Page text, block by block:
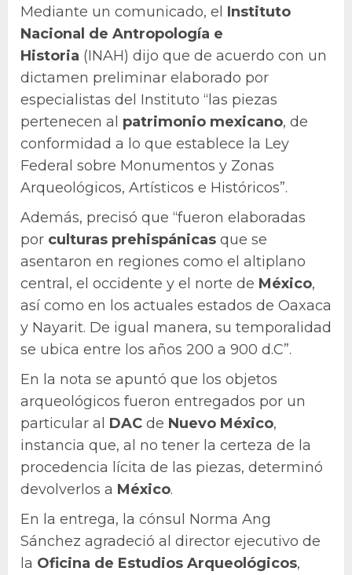
Mediante un comunicado, el Instituto
Nacional de Antropología e
Historia (INAH) dijo que de acuerdo con un
dictamen preliminar elaborado por
especialistas del Instituto “las piezas
pertenecen al patrimonio mexicano, de
conformidad a lo que establece la Ley
Federal sobre Monumentos y Zonas
Arqueológicos, Artísticos e Históricos”.
Además, precisó que “fueron elaboradas
por culturas prehispánicas que se
asentaron en regiones como el altiplano
central, el occidente y el norte de México,
así como en los actuales estados de Oaxaca
y Nayarit. De igual manera, su temporalidad
se ubica entre los años 200 a 900 d.C”.
En la nota se apuntó que los objetos
arqueológicos fueron entregados por un
particular al DAC de Nuevo México,
instancia que, al no tener la certeza de la
procedencia lícita de las piezas, determinó
devolverlos a México.
En la entrega, la cónsul Norma Ang
Sánchez agradeció al director ejecutivo de
la Oficina de Estudios Arqueológicos,